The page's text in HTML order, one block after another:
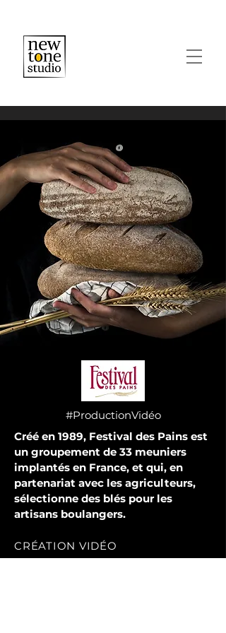
#ProductionVidéo
Créé en 1989, Festival des Pains est
un groupement de 33 meuniers
implantés en France, et qui, en
partenariat avec les agriculteurs,
sélectionne des blés pour les
artisans boulangers.
CRÉATION VIDÉO